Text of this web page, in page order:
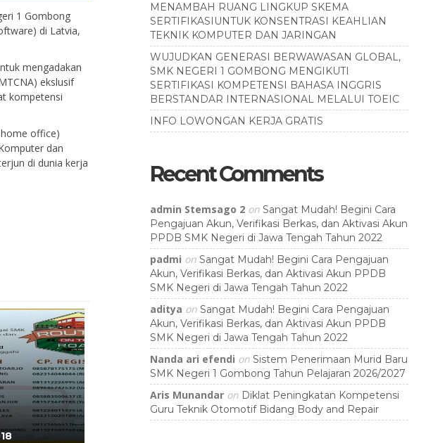
1 Gombong
di Latvia,
mengadakan
ekslusif
kompetensi
office)
dan
di dunia kerja
MENAMBAH RUANG LINGKUP SKEMA
SERTIFIKASIUNTUK KONSENTRASI KEAHLIAN
TEKNIK KOMPUTER DAN JARINGAN
WUJUDKAN GENERASI BERWAWASAN GLOBAL,
SMK NEGERI 1 GOMBONG MENGIKUTI
SERTIFIKASI KOMPETENSI BAHASA INGGRIS
BERSTANDAR INTERNASIONAL MELALUI TOEIC
INFO LOWONGAN KERJA GRATIS
Recent Comments
admin Stemsago 2on Sangat Mudah! Begini Cara
Pengajuan Akun, Verifikasi Berkas, dan Aktivasi Akun
PPDB SMK Negeri di Jawa Tengah Tahun 2022
padmi on Sangat Mudah! Begini Cara Pengajuan
Akun, Verifikasi Berkas, dan Aktivasi Akun PPDB
SMK Negeri di Jawa Tengah Tahun 2022
aditya on Sangat Mudah! Begini Cara Pengajuan
Akun, Verifikasi Berkas, dan Aktivasi Akun PPDB
SMK Negeri di Jawa Tengah Tahun 2022
Nanda ari efendi on Sistem Penerimaan Murid Baru
SMK Negeri 1 Gombong Tahun Pelajaran 2026/2027
Aris Munandaron Diklat Peningkatan Kompetensi
Guru Teknik Otomotif Bidang Body and Repair